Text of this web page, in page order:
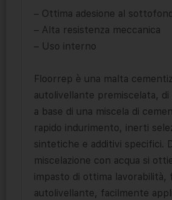
– Ottima adesione al
– Alta resistenza meccanica
– Uso interno
Floorrep è una malta
autolivellante premiscelata, di
a base di una miscela di
rapido indurimento, inerti
sintetiche e additivi specifici.
miscelazione con acqua si
impasto di ottima lavorabilità,
autolivellante, facilmente